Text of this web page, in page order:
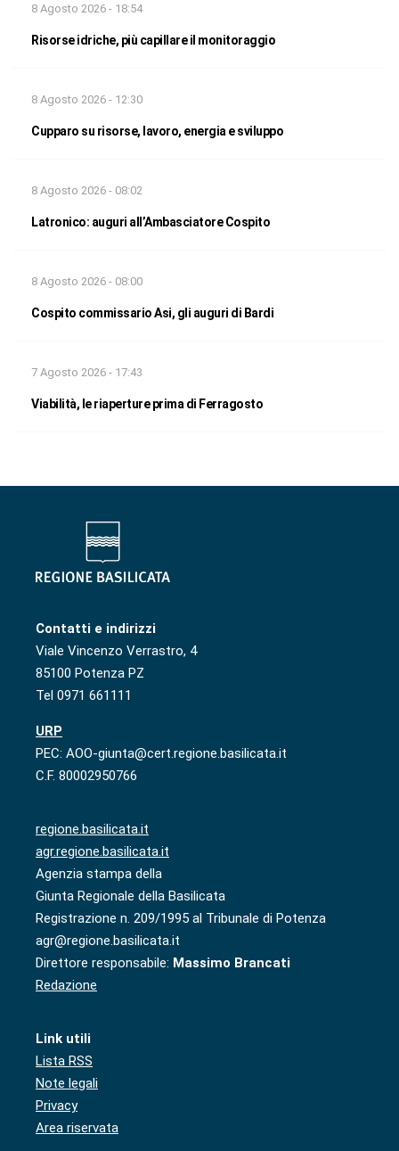
8 Agosto 2026 - 18:54
Risorse idriche, più capillare il monitoraggio
8 Agosto 2026 - 12:30
Cupparo su risorse, lavoro, energia e sviluppo
8 Agosto 2026 - 08:02
Latronico: auguri all’Ambasciatore Cospito
8 Agosto 2026 - 08:00
Cospito commissario Asi, gli auguri di Bardi
7 Agosto 2026 - 17:43
Viabilità, le riaperture prima di Ferragosto
Contatti e indirizzi
Viale Vincenzo Verrastro, 4
85100 Potenza PZ
Tel 0971 661111
URP
PEC: AOO-giunta@cert.regione.basilicata.it
C.F. 80002950766
regione.basilicata.it
agr.regione.basilicata.it
Agenzia stampa della
Giunta Regionale della Basilicata
Registrazione n. 209/1995 al Tribunale di Potenza
agr@regione.basilicata.it
Direttore responsabile: Massimo Brancati
Redazione
Link utili
Lista RSS
Note legali
Privacy
Area riservata